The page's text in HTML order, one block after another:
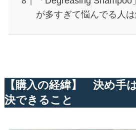
が多すぎて悩んでる人
【購入の経緯】 決め手
決できること